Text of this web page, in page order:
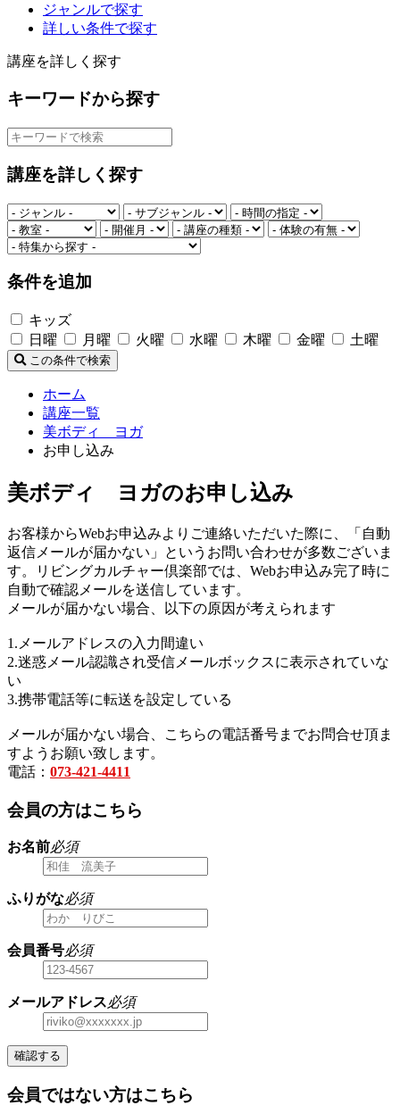
ジャンルで探す
詳しい条件で探す
講座を詳しく探す
キーワードから探す
講座を詳しく探す
条件を追加
キッズ
日曜
月曜 火曜 水曜 木曜 金曜 土曜
この条件で検索
ホーム
講座一覧
美ボディ ヨガ
お申し込み
美ボディ ヨガのお申し込み
お客様からWebお申込みよりご連絡いただいた際に、「自動
返信メールが届かない」というお問い合わせが多数ございま
す。リビングカルチャー倶楽部では、Webお申込み完了時に
自動で確認メールを送信しています。
メールが届かない場合、以下の原因が考えられます
1.メールアドレスの入力間違い
2.迷惑メール認識され受信メールボックスに表示されていな
い
3.携帯電話等に転送を設定している
メールが届かない場合、こちらの電話番号までお問合せ頂ま
すようお願い致します。
電話： 073-421-4411
会員の方はこちら
お名前必須
ふりがな必須
会員番号必須
メールアドレス必須
確認する
会員ではない方はこちら